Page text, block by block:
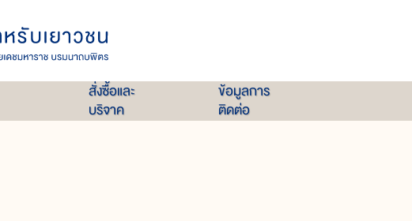
สั่งซื้อและ
บริจาค
ข้อมูลการ
ติดต่อ